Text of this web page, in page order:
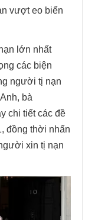
vượt eo biển
lớn nhất
các biện
người tị nạn
bà
chi tiết các đề
đồng thời nhấn
xin tị nạn